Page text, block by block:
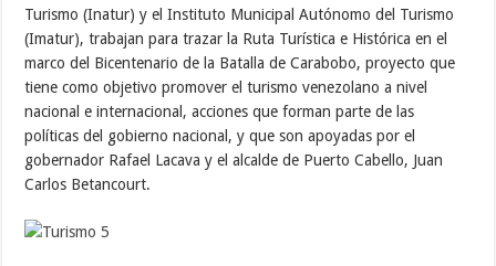
Turismo (Inatur) y el Instituto Municipal Autónomo del Turismo
(Imatur), trabajan para trazar la Ruta Turística e Histórica en el
marco del Bicentenario de la Batalla de Carabobo, proyecto que
tiene como objetivo promover el turismo venezolano a nivel
nacional e internacional, acciones que forman parte de las
políticas del gobierno nacional, y que son apoyadas por el
gobernador Rafael Lacava y el alcalde de Puerto Cabello, Juan
Carlos Betancourt.